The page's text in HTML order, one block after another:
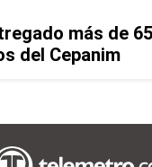
más de
del Cepanim